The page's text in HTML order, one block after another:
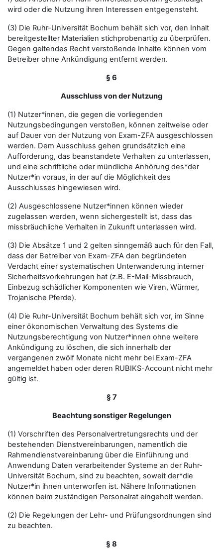
wird oder die Nutzung ihren Interessen entgegensteht.
(3) Die Ruhr-Universität Bochum behält sich vor, den Inhalt
bereitgestellter Materialien stichprobenartig zu überprüfen.
Gegen geltendes Recht verstoßende Inhalte können vom
Betreiber ohne Ankündigung entfernt werden.
§ 6
Ausschluss von der Nutzung
(1) Nutzer*innen, die gegen die vorliegenden
Nutzungsbedingungen verstoßen, können zeitweise oder
auf Dauer von der Nutzung von Exam-ZFA ausgeschlossen
werden. Dem Ausschluss gehen grundsätzlich eine
Aufforderung, das beanstandete Verhalten zu unterlassen,
und eine schriftliche oder mündliche Anhörung des*der
Nutzer*in voraus, in der auf die Möglichkeit des
Ausschlusses hingewiesen wird.
(2) Ausgeschlossene Nutzer*innen können wieder
zugelassen werden, wenn sichergestellt ist, dass das
missbräuchliche Verhalten in Zukunft unterlassen wird.
(3) Die Absätze 1 und 2 gelten sinngemäß auch für den Fall,
dass der Betreiber von Exam-ZFA den begründeten
Verdacht einer systematischen Unterwanderung interner
Sicherheitsvorkehrungen hat (z.B. E-Mail-Missbrauch,
Einbezug schädlicher Komponenten wie Viren, Würmer,
Trojanische Pferde).
(4) Die Ruhr-Universität Bochum behält sich vor, im Sinne
einer ökonomischen Verwaltung des Systems die
Nutzungsberechtigung von Nutzer*innen ohne weitere
Ankündigung zu löschen, die sich innerhalb der
vergangenen zwölf Monate nicht mehr bei Exam-ZFA
angemeldet haben oder deren RUBIKS-Account nicht mehr
gültig ist.
§ 7
Beachtung sonstiger Regelungen
(1) Vorschriften des Personalvertretungsrechts und der
bestehenden Dienstvereinbarungen, namentlich die
Rahmendienstvereinbarung über die Einführung und
Anwendung Daten verarbeitender Systeme an der Ruhr-
Universität Bochum, sind zu beachten, soweit der*die
Nutzer*in ihnen unterworfen ist. Nähere Informationen
können beim zuständigen Personalrat eingeholt werden.
(2) Die Regelungen der Lehr- und Prüfungsordnungen sind
zu beachten.
§ 8